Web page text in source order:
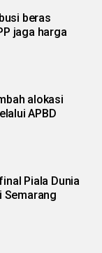
beras
jaga harga
alokasi
APBD
Piala Dunia
Semarang